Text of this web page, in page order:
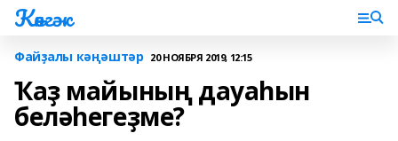
Көнгәк
Файҙалы кәңәштәр 20 НОЯБРЯ 2019, 12:15
Ҡаҙ майының дауаһын
беләһегеҙме?